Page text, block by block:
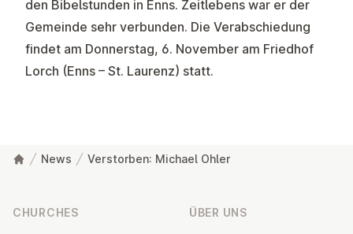
den Bibelstunden in Enns. Zeitlebens war er der
Gemeinde sehr verbunden. Die Verabschiedung
findet am Donnerstag, 6. November am Friedhof
Lorch (Enns – St. Laurenz) statt.
News Verstorben: Michael Ohler
CHURCHES ÜBER UNS